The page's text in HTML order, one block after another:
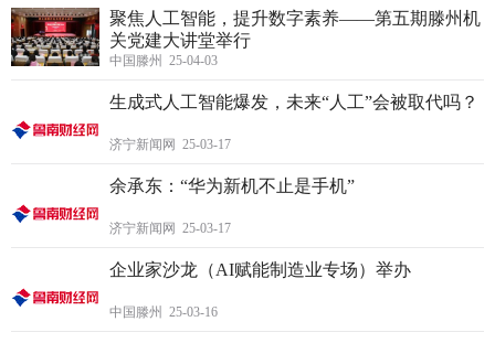
聚焦人工智能，提升数字素养——第五期滕州机
关党建大讲堂举行
中国滕州 25-04-03
生成式人工智能爆发，未来“人工”会被取代吗？
济宁新闻网 25-03-17
余承东：“华为新机不止是手机”
济宁新闻网 25-03-17
企业家沙龙（AI赋能制造业专场）举办
中国滕州 25-03-16